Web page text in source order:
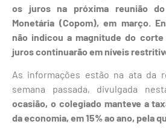
os juros na próxima reunião
Monetária (Copom), em março.
não indicou a magnitude do
juros continuarão em níveis
As informações estão na ata da
semana passada, divulgada
ocasião, o colegiado manteve a
da economia, em 15% ao ano, pela